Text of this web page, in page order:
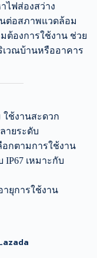
ไฟส่องสว่าง
ต่อสภาพแวดล้อม
ต้องการใช้งาน ช่วย
เวณบ้านหรืออาคาร
ช้งานสะดวก
ายระดับ
อกตามการใช้งาน
เหมาะกับ
ยุการใช้งาน